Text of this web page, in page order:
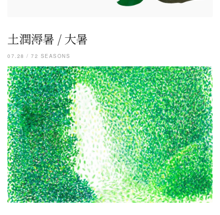
土潤溽暑 / 大暑
07.28 / 72 SEASONS